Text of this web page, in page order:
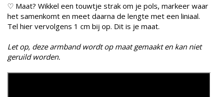
♡ Maat? Wikkel een touwtje strak om je pols, markeer waar
het samenkomt en meet daarna de lengte met een liniaal.
Tel hier vervolgens 1 cm bij op. Dit is je maat.
Let op, deze armband wordt op maat gemaakt en kan niet
geruild worden.